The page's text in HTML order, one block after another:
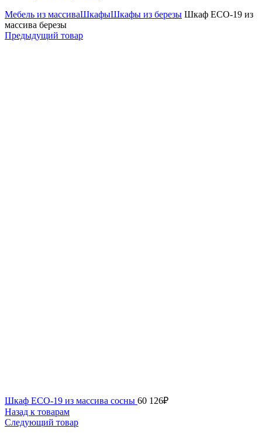
Мебель из массиваШкафыШкафы из березы Шкаф ECO-19 из
массива березы
Предыдущий товар
Шкаф ECO-19 из массива сосны 60 126₽
Назад к товарам
Следующий товар